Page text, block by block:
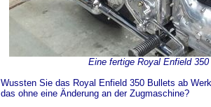
Eine fertige Royal Enfield
Wussten Sie das Royal Enfield 350 Bullets ab
das ohne eine Änderung an der Zugmaschine?